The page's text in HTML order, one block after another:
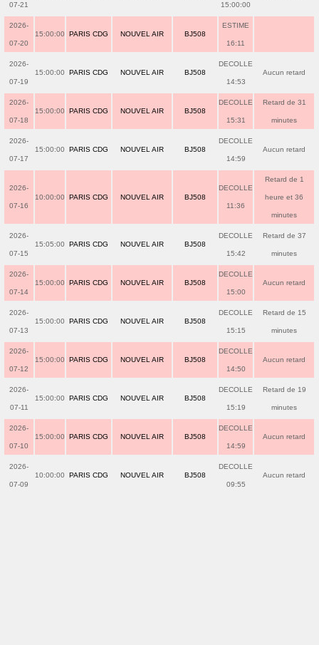
07-21 15:00:00
2026-
07-20
15:00:00 PARIS CDG NOUVEL AIR BJ508
ESTIME
16:11
2026-
07-19
15:00:00 PARIS CDG NOUVEL AIR BJ508
DECOLLE
14:53
Aucun retard
2026-
07-18
15:00:00 PARIS CDG NOUVEL AIR BJ508
DECOLLE
15:31
Retard de 31
minutes
2026-
07-17
15:00:00 PARIS CDG NOUVEL AIR BJ508
DECOLLE
14:59
Aucun retard
2026-
07-16
10:00:00 PARIS CDG NOUVEL AIR BJ508
DECOLLE
11:36
Retard de 1
heure et 36
minutes
2026-
07-15
15:05:00 PARIS CDG NOUVEL AIR BJ508
DECOLLE
15:42
Retard de 37
minutes
2026-
07-14
15:00:00 PARIS CDG NOUVEL AIR BJ508
DECOLLE
15:00
Aucun retard
2026-
07-13
15:00:00 PARIS CDG NOUVEL AIR BJ508
DECOLLE
15:15
Retard de 15
minutes
2026-
07-12
15:00:00 PARIS CDG NOUVEL AIR BJ508
DECOLLE
14:50
Aucun retard
2026-
07-11
15:00:00 PARIS CDG NOUVEL AIR BJ508
DECOLLE
15:19
Retard de 19
minutes
2026-
07-10
15:00:00 PARIS CDG NOUVEL AIR BJ508
DECOLLE
14:59
Aucun retard
2026-
07-09
10:00:00 PARIS CDG NOUVEL AIR BJ508
DECOLLE
09:55
Aucun retard